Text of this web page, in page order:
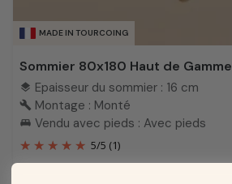
MADE IN TOURCOING
Sommier 80x180 Haut de Gamme
layers Epaisseur du sommier : 16 cm
build Montage : Monté
king_bed Vendu avec pieds : Avec pieds
5/5 (1)